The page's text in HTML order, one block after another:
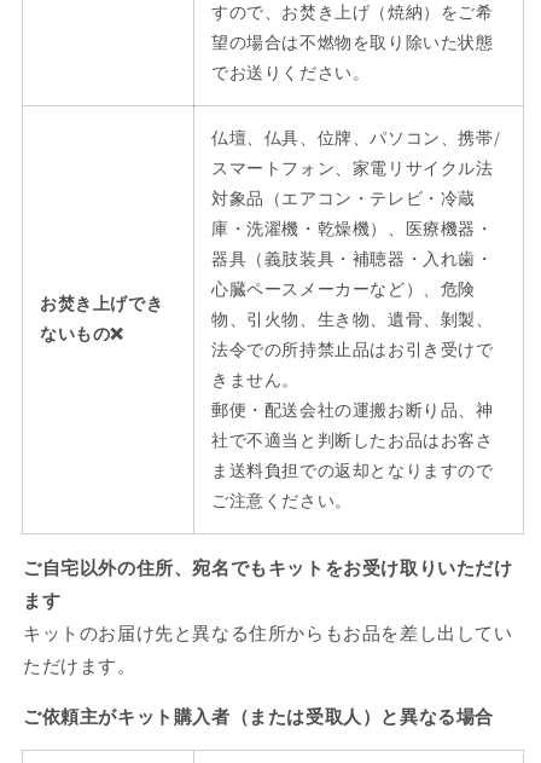
すので、お焚き上げ（焼納）をご希
望の場合は不燃物を取り除いた状態
でお送りください。
お焚き上げでき
ないもの❌
仏壇、仏具、位牌、パソコン、携帯/
スマートフォン、家電リサイクル法
対象品（エアコン・テレビ・冷蔵
庫・洗濯機・乾燥機）、医療機器・
器具（義肢装具・補聴器・入れ歯・
心臓ペースメーカーなど）、危険
物、引火物、生き物、遺骨、剝製、
法令での所持禁止品はお引き受けで
きません。
郵便・配送会社の運搬お断り品、神
社で不適当と判断したお品はお客さ
ま送料負担での返却となりますので
ご注意ください。
ご自宅以外の住所、宛名でもキットをお受け取りいただけ
ます
キットのお届け先と異なる住所からもお品を差し出してい
ただけます。
ご依頼主がキット購入者（または受取人）と異なる場合